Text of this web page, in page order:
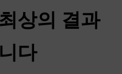
상의 결과
다